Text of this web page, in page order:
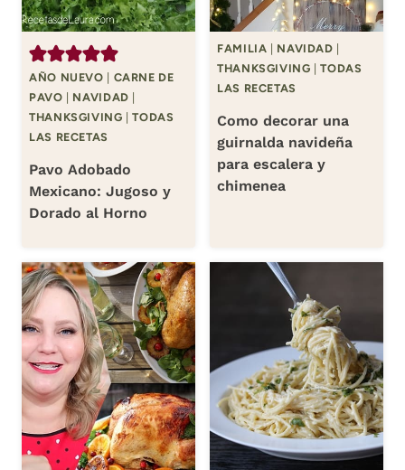
AÑO NUEVO
CARNE DE
PAVO
NAVIDAD
THANKSGIVING |TODAS
LAS RECETAS
Pavo Adobado
Mexicano: Jugoso y
Dorado al Horno
FAMILIA NAVIDAD
THANKSGIVING |TODAS
LAS RECETAS
Como decorar una
guirnalda navideña
para escalera y
chimenea